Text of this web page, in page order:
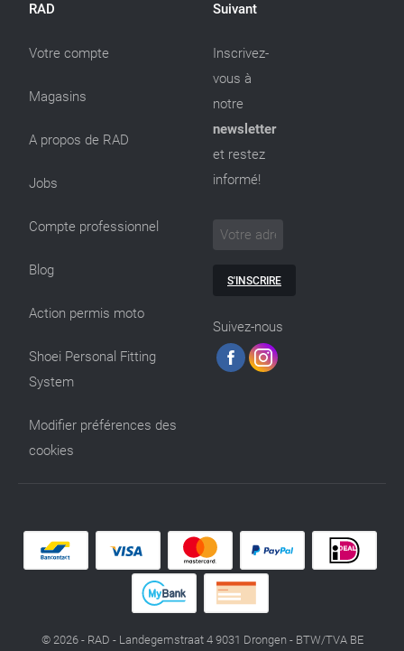
RAD
Votre compte
Magasins
A propos de RAD
Jobs
Compte professionnel
Blog
Action permis moto
Shoei Personal Fitting
System
Modifier préférences des
cookies
Suivant
Inscrivez-
vous à
notre
newsletter
et restez
informé!
S'INSCRIRE
Suivez-nous
© 2026 - RAD - Landegemstraat 4 9031 Drongen - BTW/TVA BE